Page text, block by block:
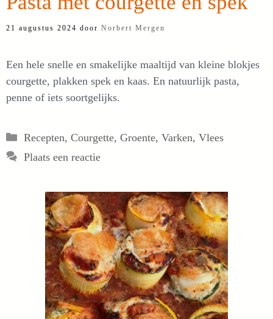
21 augustus 2024 door Norbert Mergen
Een hele snelle en smakelijke maaltijd van kleine blokjes
courgette, plakken spek en kaas. En natuurlijk pasta,
penne of iets soortgelijks.
Categorieën
Recepten, Courgette, Groente, Varken, Vlees
Plaats een reactie